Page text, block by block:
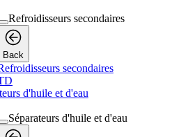
Refroidisseurs secondaires
Back
secondaires
d'huile et d'eau
Séparateurs d'huile et d'eau